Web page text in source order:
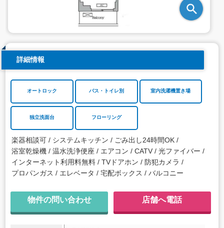
詳細情報
オートロック バス・トイレ別 室内洗濯機置き場
独立洗面台 フローリング
楽器相談可 システムキッチン
ごみ出し24時間OK
浴室乾燥機
温水洗浄便座 エアコン CATV
光ファイバー
インターネット利用料無料
TVドアホン
防犯カメラ
プロパンガス
エレベータ 宅配ボックス バルコニー
物件の問い合わせ 店舗へ電話